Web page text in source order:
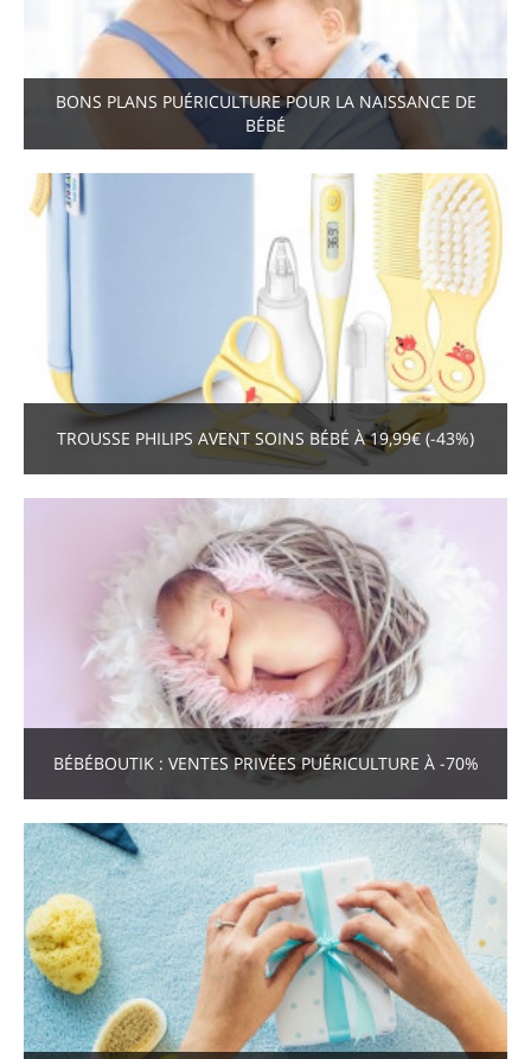
BONS PLANS PUÉRICULTURE POUR LA NAISSANCE DE
BÉBÉ
TROUSSE PHILIPS AVENT SOINS BÉBÉ À 19,99€ (-43%)
BÉBÉBOUTIK : VENTES PRIVÉES PUÉRICULTURE À -70%